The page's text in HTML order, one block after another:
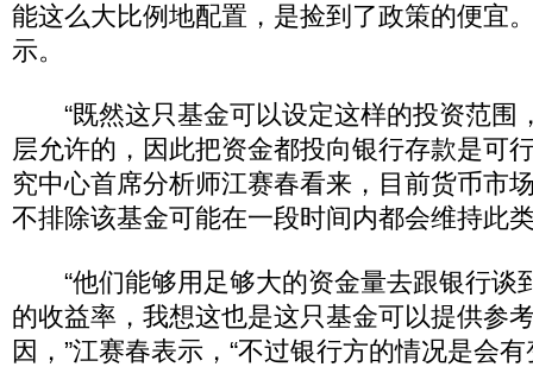
能这么大比例地配置，是捡到了政策的便宜
示。
“既然这只基金可以设定这样的投资范围
层允许的，因此把资金都投向银行存款是可
究中心首席分析师江赛春看来，目前货币市
不排除该基金可能在一段时间内都会维持此
“他们能够用足够大的资金量去跟银行谈
的收益率，我想这也是这只基金可以提供参
因，”江赛春表示，“不过银行方的情况是会